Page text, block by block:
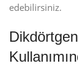
edebilirsiniz.